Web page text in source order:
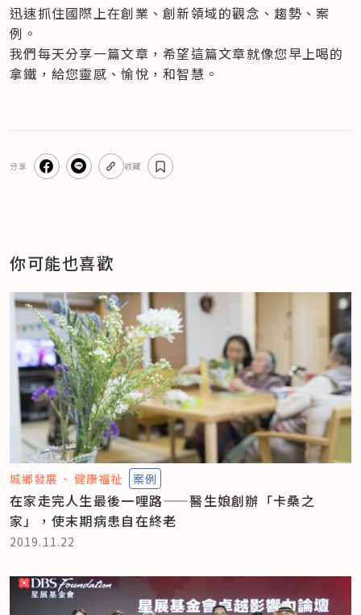
迅速抓住國際上在創業、創新領域的觀念、趨勢、案
例。
我們每天分享一篇文章，希望這篇文章就像您早上喝的
拿鐵，給您靈感、愉悅，和智慧。
分享 收藏
你可能也喜歡
城鄉發展 健康福祉 案例
在家走完人生最後一哩路——醫生娘創辦「卡桑之
家」，使末期病患自在終老
2019.11.22